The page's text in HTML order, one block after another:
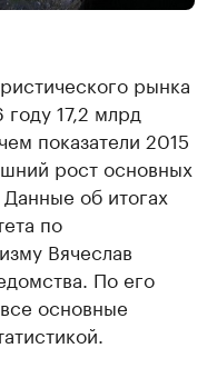
рынка
17,2 млрд
показатели 2015
рост основных
Данные об итогах
по
Вячеслав
По его
основные